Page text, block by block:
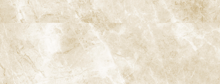
ロスや歯間ブラシが必要です。これにより、虫歯や歯周病の原因と
なるプラークを取り除くことができます。
8. プレジデント誌「歯の定期検診を
受ければよかった」